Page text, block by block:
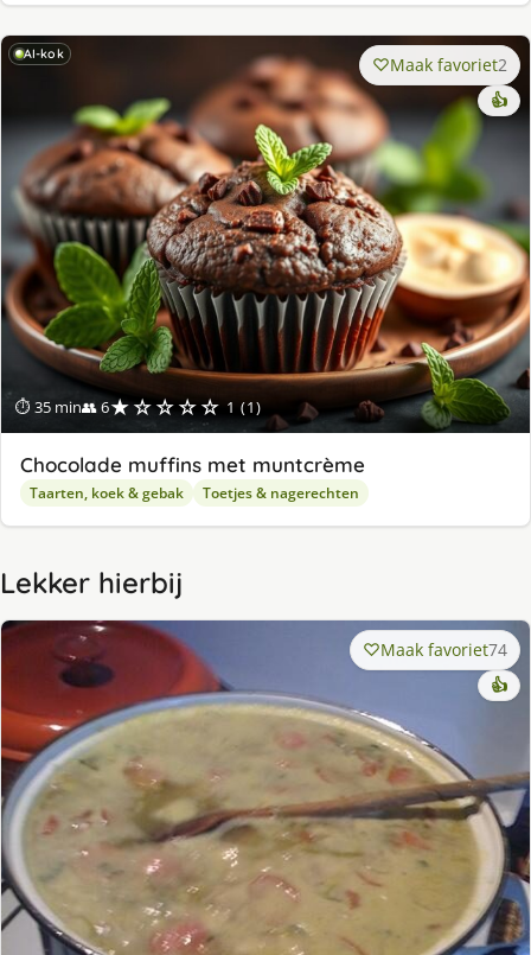
AI-kok
⏱ 35 min👥 6★☆☆☆☆ 1 (1)
Maak favoriet2
👍
Chocolade muffins met muntcrème
Taarten, koek & gebak Toetjes & nagerechten
Lekker hierbij
Maak favoriet74
👍